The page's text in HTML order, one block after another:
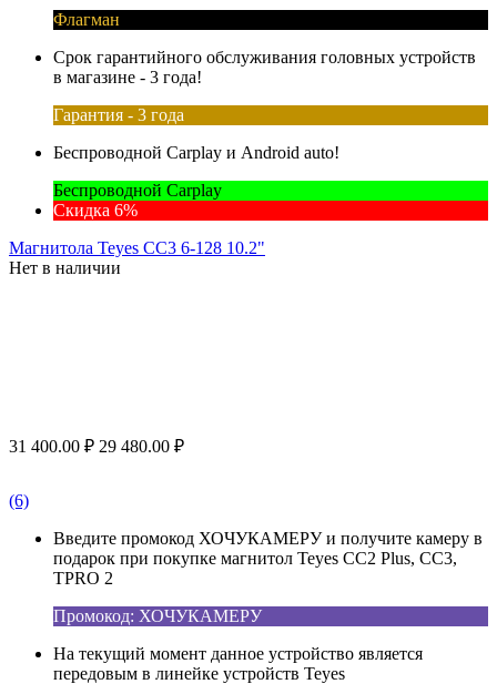
Флагман
Срок гарантийного обслуживания головных устройств
в магазине - 3 года!
Гарантия - 3 года
Беспроводной Carplay и Android auto!
Беспроводной Carplay
Скидка 6%
Магнитола Teyes CC3 6-128 10.2"
Нет в наличии
31 400.00 ₽ 29 480.00 ₽
(6)
Введите промокод ХОЧУКАМЕРУ и получите камеру в
подарок при покупке магнитол Teyes CC2 Plus, CC3,
TPRO 2
Промокод: ХОЧУКАМЕРУ
На текущий момент данное устройство является
передовым в линейке устройств Teyes